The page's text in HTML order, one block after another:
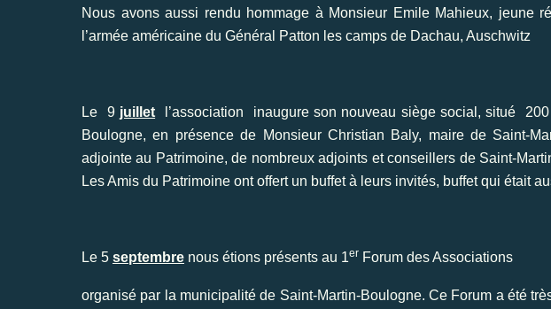
Nous avons aussi rendu hommage à Monsieur Emile Mahieux, jeune
l’armée américaine du Général Patton les camps de Dachau, Auschwitz
Le 9 juillet l’association inaugure son nouveau siège social, situé
Boulogne, en présence de Monsieur Christian Baly, maire de Saint-
adjointe au Patrimoine, de nombreux adjoints et conseillers de Saint-
Les Amis du Patrimoine ont offert un buffet à leurs invités, buffet qui était
Le 5 septembre nous étions présents au 1er Forum des Associations
organisé par la municipalité de Saint-Martin-Boulogne. Ce Forum a été